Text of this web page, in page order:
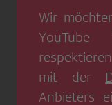
Wir
YouTube
mit der
Anbieters